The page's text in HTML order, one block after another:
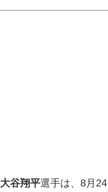
大谷翔平選手は、8月